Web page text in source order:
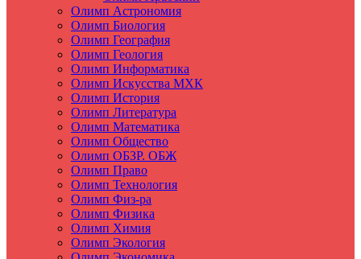
Олимп Астрономия
Олимп Биология
Олимп География
Олимп Геология
Олимп Информатика
Олимп Искусства МХК
Олимп История
Олимп Литература
Олимп Математика
Олимп Общество
Олимп ОБЗР. ОБЖ
Олимп Право
Олимп Технология
Олимп Физ-ра
Олимп Физика
Олимп Химия
Олимп Экология